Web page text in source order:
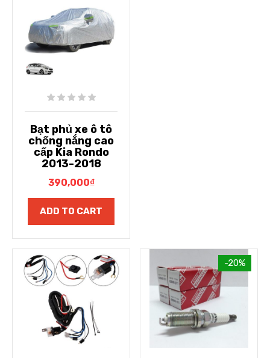
Bạt phủ xe ô tô
chống nắng cao
cấp Kia Rondo
2013-2018
390,000₫
ADD TO CART
-20%